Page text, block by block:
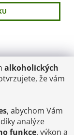
alkoholických
že vám
, abychom Vám
analýze
funkce, výkon a